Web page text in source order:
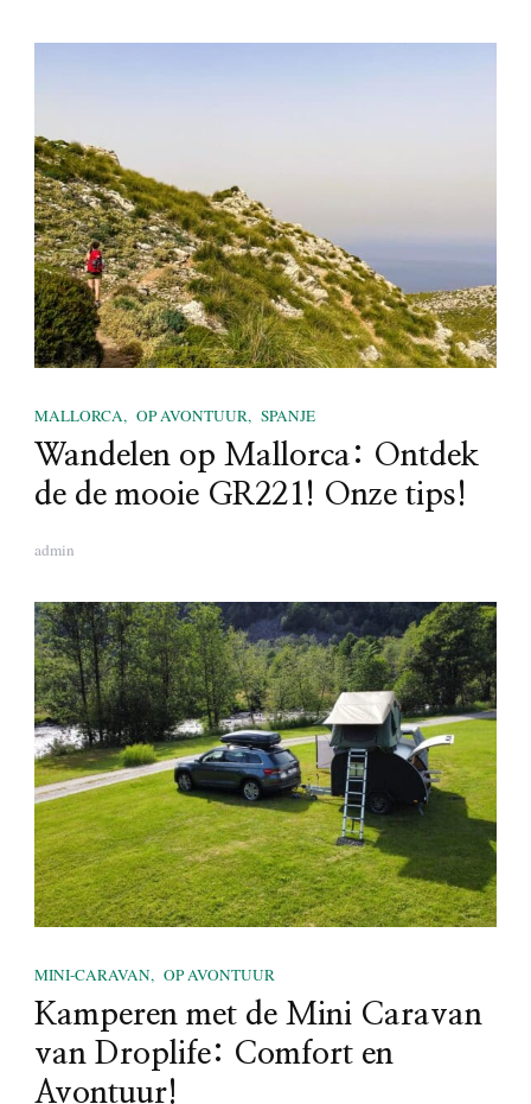
MALLORCA OP AVONTUUR SPANJE
Wandelen op Mallorca: Ontdek
de de mooie GR221! Onze tips!
admin
MINI-CARAVAN OP AVONTUUR
Kamperen met de Mini Caravan
van Droplife: Comfort en
Avontuur!